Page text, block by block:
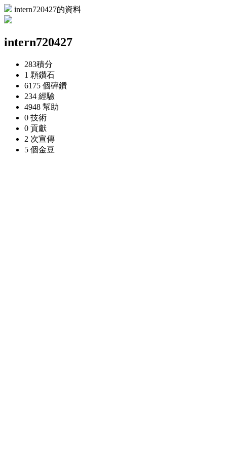
intern720427的資料
intern720427
283積分
1 顆鑽石
6175 個碎鑽
234 經驗
4948 幫助
0 技術
0 貢獻
2 次宣傳
5 個金豆